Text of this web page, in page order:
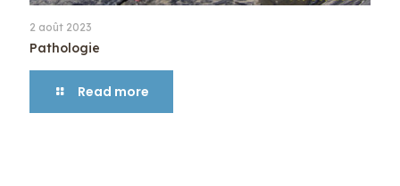
2 août 2023
Pathologie
Read more